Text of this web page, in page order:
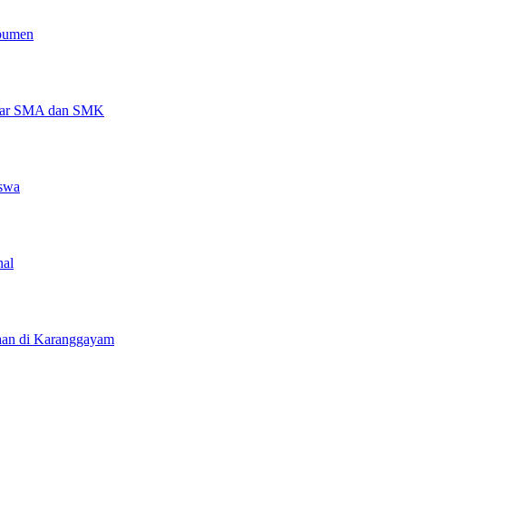
SMA dan SMK
di Karanggayam